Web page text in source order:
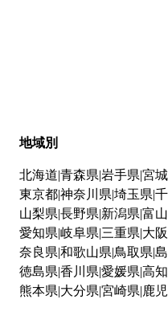
地域別
北海道 青森県 岩手県 宮
東京都神奈川県 埼玉県
山梨県 長野県 新潟県 富
愛知県 岐阜県 三重県 大
奈良県 和歌山県 鳥取県
徳島県 香川県 愛媛県 高
熊本県 大分県 宮崎県 鹿